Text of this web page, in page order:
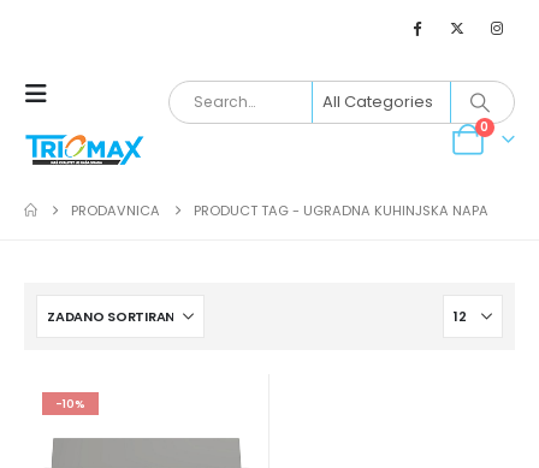
0
PRODAVNICA PRODUCT TAG - UGRADNA KUHINJSKA NAPA
-10%